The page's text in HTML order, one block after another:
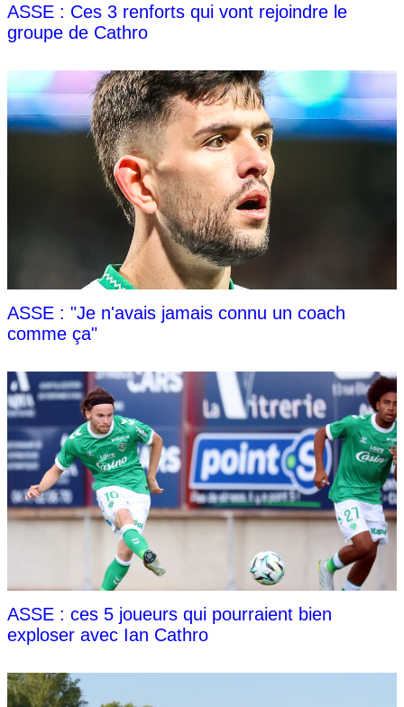
ASSE : Ces 3 renforts qui vont rejoindre le
groupe de Cathro
ASSE : "Je n'avais jamais connu un coach
comme ça"
ASSE : ces 5 joueurs qui pourraient bien
exploser avec Ian Cathro